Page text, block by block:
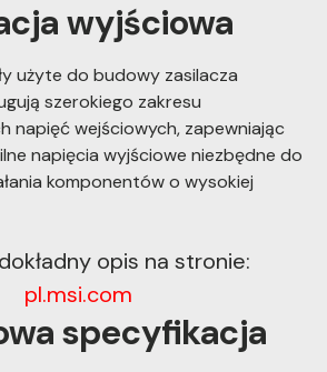
wyjściowa
użyte do budowy zasilacza
szerokiego zakresu
napięć wejściowych, zapewniając
napięcia wyjściowe niezbędne do
komponentów o wysokiej
opis na stronie:
pl.msi.com
specyfikacja